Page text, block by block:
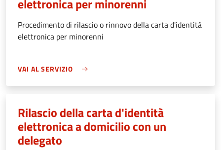
elettronica per minorenni
Procedimento di rilascio o rinnovo della carta d'identità
elettronica per minorenni
VAI AL SERVIZIO
Rilascio della carta d'identità
elettronica a domicilio con un
delegato